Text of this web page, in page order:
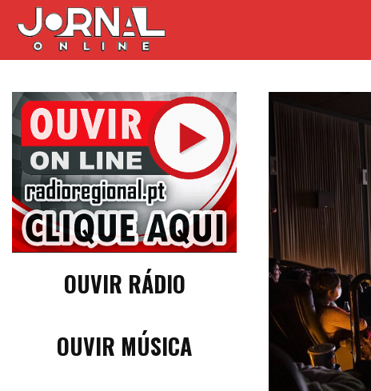
OUVIR RÁDIO
OUVIR MÚSICA